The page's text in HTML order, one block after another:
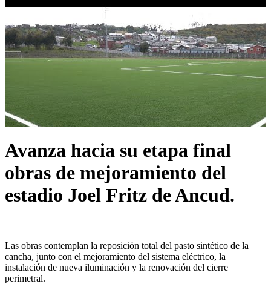
Avanza hacia su etapa final
obras de mejoramiento del
estadio Joel Fritz de Ancud.
Las obras contemplan la reposición total del pasto sintético de la
cancha, junto con el mejoramiento del sistema eléctrico, la
instalación de nueva iluminación y la renovación del cierre
perimetral.